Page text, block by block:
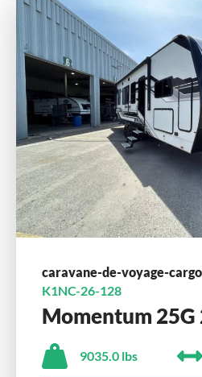
caravane-de-voyage-cargo
K1NC-26-128
Momentum 25G
9035.0 lbs